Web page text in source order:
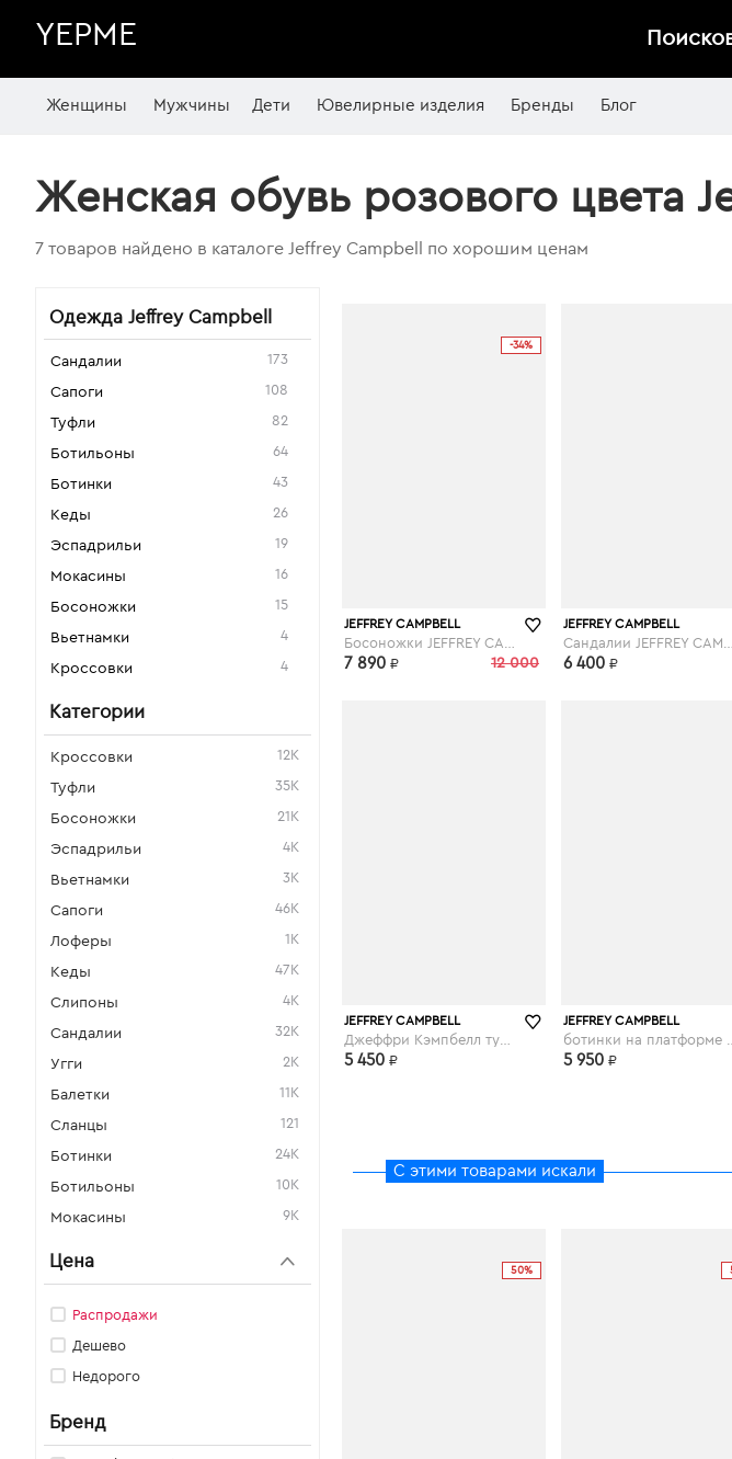
YEPME
Женщины Мужчины Дети Ювелирные изделия Бренды Блог
Женская обувь розового цвета
7 товаров найдено в каталоге Jeffrey Campbell по хорошим ценам
Одежда Jeffrey Campbell
Сандалии 173
Сапоги 108
Туфли 82
Ботильоны 64
Ботинки 43
Кеды 26
Эспадрильи 19
Мокасины 16
Босоножки 15
Вьетнамки 4
Кроссовки 4
Категории
Кроссовки 12K
Туфли 35K
Босоножки 21K
Эспадрильи 4K
Вьетнамки 3K
Сапоги 46K
Лоферы 1K
Кеды 47K
Слипоны 4K
Сандалии 32K
Угги 2K
Балетки 11K
Сланцы 121
Ботинки 24K
Ботильоны 10K
Мокасины 9K
Цена
Распродажи
Дешево
Недорого
Бренд
-34%
kupivip.ru
JEFFREY CAMPBELL
12 000
7 890 ₽
JEFFREY CAMPBELL
6 400 ₽
JEFFREY CAMPBELL
5 450 ₽
JEFFREY CAMPBELL
5 950 ₽
С этими товарами искали
50%